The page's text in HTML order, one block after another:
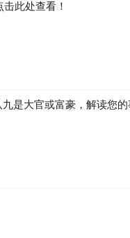
此处查看！
是大官或富豪，解读您